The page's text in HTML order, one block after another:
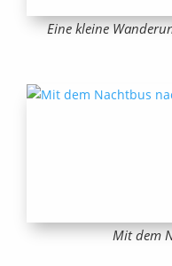
Eine kleine
Mit dem